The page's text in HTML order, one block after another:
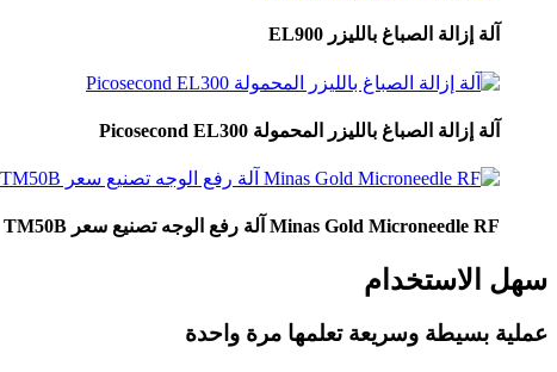
آلة إزالة الصباغ بالليزر EL900
آلة إزالة الصباغ بالليزر المحمولة Picosecond EL300
Minas Gold Microneedle RF آلة رفع الوجه تصنيع سعر TM50B
سهل الاستخدام
عملية بسيطة وسريعة تعلمها مرة واحدة